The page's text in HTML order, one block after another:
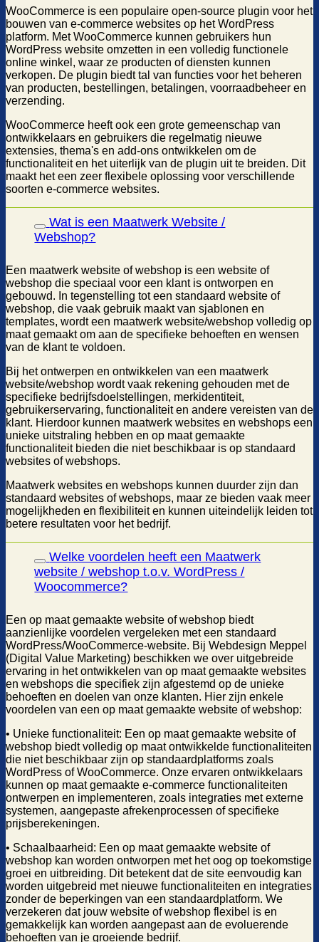
WooCommerce is een populaire open-source plugin voor het
bouwen van e-commerce websites op het WordPress
platform. Met WooCommerce kunnen gebruikers hun
WordPress website omzetten in een volledig functionele
online winkel, waar ze producten of diensten kunnen
verkopen. De plugin biedt tal van functies voor het beheren
van producten, bestellingen, betalingen, voorraadbeheer en
verzending.
WooCommerce heeft ook een grote gemeenschap van
ontwikkelaars en gebruikers die regelmatig nieuwe
extensies, thema's en add-ons ontwikkelen om de
functionaliteit en het uiterlijk van de plugin uit te breiden. Dit
maakt het een zeer flexibele oplossing voor verschillende
soorten e-commerce websites.
Wat is een Maatwerk Website /
Webshop?
Een maatwerk website of webshop is een website of
webshop die speciaal voor een klant is ontworpen en
gebouwd. In tegenstelling tot een standaard website of
webshop, die vaak gebruik maakt van sjablonen en
templates, wordt een maatwerk website/webshop volledig op
maat gemaakt om aan de specifieke behoeften en wensen
van de klant te voldoen.
Bij het ontwerpen en ontwikkelen van een maatwerk
website/webshop wordt vaak rekening gehouden met de
specifieke bedrijfsdoelstellingen, merkidentiteit,
gebruikerservaring, functionaliteit en andere vereisten van de
klant. Hierdoor kunnen maatwerk websites en webshops een
unieke uitstraling hebben en op maat gemaakte
functionaliteit bieden die niet beschikbaar is op standaard
websites of webshops.
Maatwerk websites en webshops kunnen duurder zijn dan
standaard websites of webshops, maar ze bieden vaak meer
mogelijkheden en flexibiliteit en kunnen uiteindelijk leiden tot
betere resultaten voor het bedrijf.
Welke voordelen heeft een Maatwerk
website / webshop t.o.v. WordPress /
Woocommerce?
Een op maat gemaakte website of webshop biedt
aanzienlijke voordelen vergeleken met een standaard
WordPress/WooCommerce-website. Bij Webdesign Meppel
(Digital Value Marketing) beschikken we over uitgebreide
ervaring in het ontwikkelen van op maat gemaakte websites
en webshops die specifiek zijn afgestemd op de unieke
behoeften en doelen van onze klanten. Hier zijn enkele
voordelen van een op maat gemaakte website of webshop:
• Unieke functionaliteit: Een op maat gemaakte website of
webshop biedt volledig op maat ontwikkelde functionaliteiten
die niet beschikbaar zijn op standaardplatforms zoals
WordPress of WooCommerce. Onze ervaren ontwikkelaars
kunnen op maat gemaakte e-commerce functionaliteiten
ontwerpen en implementeren, zoals integraties met externe
systemen, aangepaste afrekenprocessen of specifieke
prijsberekeningen.
• Schaalbaarheid: Een op maat gemaakte website of
webshop kan worden ontworpen met het oog op toekomstige
groei en uitbreiding. Dit betekent dat de site eenvoudig kan
worden uitgebreid met nieuwe functionaliteiten en integraties
zonder de beperkingen van een standaardplatform. We
verzekeren dat jouw website of webshop flexibel is en
gemakkelijk kan worden aangepast aan de evoluerende
behoeften van je groeiende bedrijf.